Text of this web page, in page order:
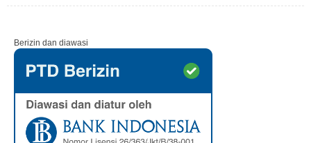
Berizin dan diawasi